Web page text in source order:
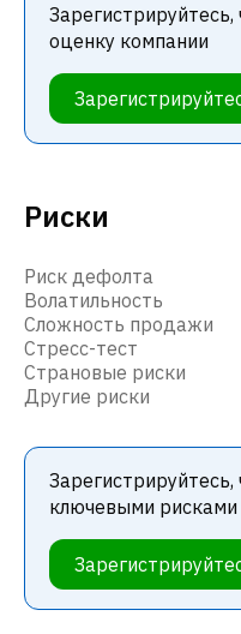
Риски
Риск дефолта
Волатильность
Сложность продажи
Стресс-тест
Страновые риски
Другие риски
ключевыми рисками
оценку компании